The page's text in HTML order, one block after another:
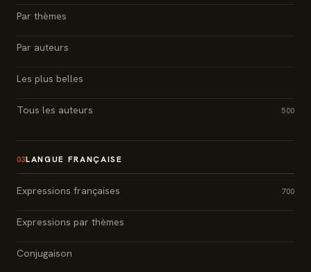
Par thèmes
Par auteurs
Les plus belles
Tous les auteurs 500
03LANGUE FRANÇAISE
Expressions françaises 700
Expressions par thèmes
Conjugaison